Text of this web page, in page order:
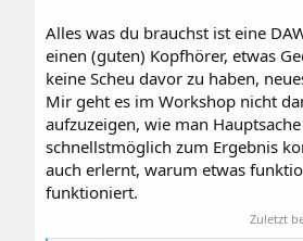
Alles was du brauchst ist eine
einen (guten) Kopfhörer, etwas
keine Scheu davor zu haben,
Mir geht es im Workshop nicht
aufzuzeigen, wie man
schnellstmöglich zum Ergebnis
auch erlernt, warum etwas
funktioniert.
Zuletzt